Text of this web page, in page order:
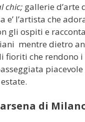
chic; gallerie d’arte
e’ l’artista che
gli ospiti e
mentre dietro
fioriti che rendono
di